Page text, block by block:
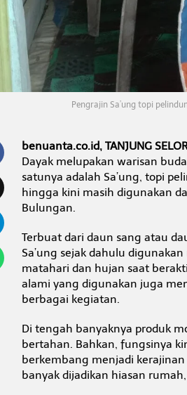
a
h
M
e
n
i
s
i
Z
a
m
a
n
Pengrajin Sa’ung topi
benuanta.co.id, TANJUNG
Dayak melupakan warisan
satunya adalah Sa’ung, topi
hingga kini masih digunakan
Bulungan.
Terbuat dari daun sang atau
Sa’ung sejak dahulu
matahari dan hujan saat
alami yang digunakan juga
berbagai kegiatan.
Di tengah banyaknya produk
bertahan. Bahkan, fungsinya
berkembang menjadi kerajinan
banyak dijadikan hiasan